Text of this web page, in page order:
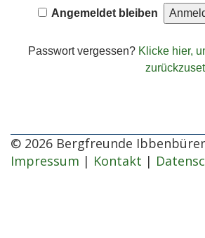
Angemeldet bleiben
Passwort vergessen? Klicke hier,
© 2026 Bergfreunde
Impressum | Kontakt |